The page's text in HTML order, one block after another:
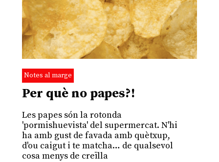
Notes al marge
Per què no papes?!
Les papes són la rotonda
'pormishuevista' del supermercat. N'hi
ha amb gust de favada amb quètxup,
d'ou caigut i te matcha… de qualsevol
cosa menys de creïlla